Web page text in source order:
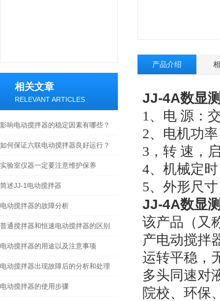
相关文章
RELEVANT ARTICLES
影响电动搅拌器的稳定因素有哪些？
如何保证六联电动搅拌器良好运行？
实验室仪器一定要注意维护保养
简述JJ-1电动搅拌器
电动搅拌器的故障分析
普通搅拌器和恒速电动搅拌器的区别
电动搅拌器的用途以及注意事项
电动搅拌器出现故障后的分析和处理
电动搅拌器的使用步骤
产品介绍
JJ-4A数显
1、电 源：
2、电机功
3，转 速，
4、机械定
5、外形尺
JJ-4A数显
该产品（又
产电动搅拌
运转平稳，
多头同速对
院校、环保